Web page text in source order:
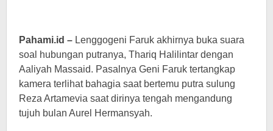
Pahami.id – Lenggogeni Faruk akhirnya buka suara
soal hubungan putranya, Thariq Halilintar dengan
Aaliyah Massaid. Pasalnya Geni Faruk tertangkap
kamera terlihat bahagia saat bertemu putra sulung
Reza Artamevia saat dirinya tengah mengandung
tujuh bulan Aurel Hermansyah.